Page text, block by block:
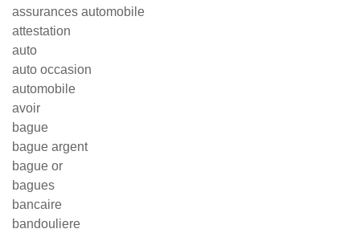
assurances automobile
attestation
auto
auto occasion
automobile
avoir
bague
bague argent
bague or
bagues
bancaire
bandouliere